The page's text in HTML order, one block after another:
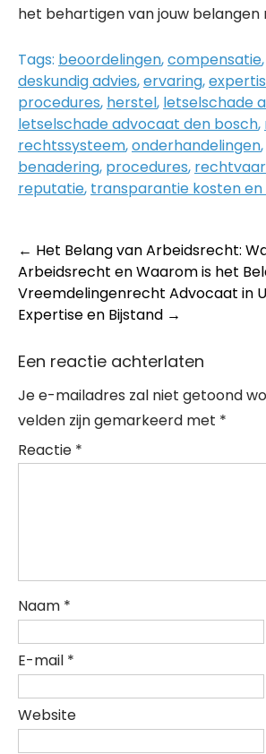
het behartigen van jouw belangen
Tags: beoordelingen,compensatie,
deskundig advies,ervaring,
procedures, herstel, letselschade
letselschade advocaat den bosch,
rechtssysteem,onderhandelingen,
benadering, procedures,
reputatie, transparantie kosten
Post
navigation
← Het Belang van Arbeidsrecht:
Arbeidsrecht en Waarom is het
Vreemdelingenrecht Advocaat in
Expertise en Bijstand →
Een reactie achterlaten
Je e-mailadres zal niet getoond
velden zijn gemarkeerd met *
Reactie *
Naam *
E-mail *
Website